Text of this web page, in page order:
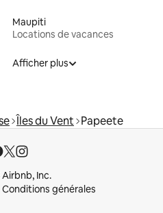
Maupiti
Locations de vacances
Afficher plus
Îles du Vent Papeete
Inc.
Conditions générales